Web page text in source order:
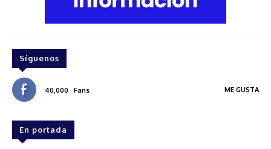
Síguenos
40,000 Fans ME GUSTA
En portada